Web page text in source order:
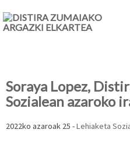
Soraya Lopez,
Sozialean azaroko
2022ko azaroak 25 -Lehiaketa